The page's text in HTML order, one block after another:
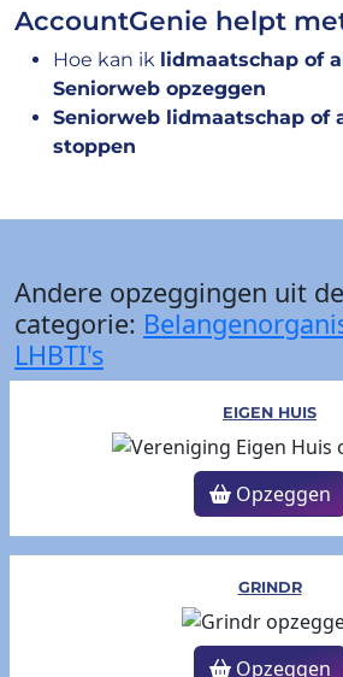
AccountGenie helpt
Hoe kan ik lidmaatschap of
Seniorweb opzeggen
Seniorweb lidmaatschap of
stoppen
Andere opzeggingen uit
categorie:
LHBTI's
EIGEN HUIS
Opzeggen
GRINDR
Opzeggen